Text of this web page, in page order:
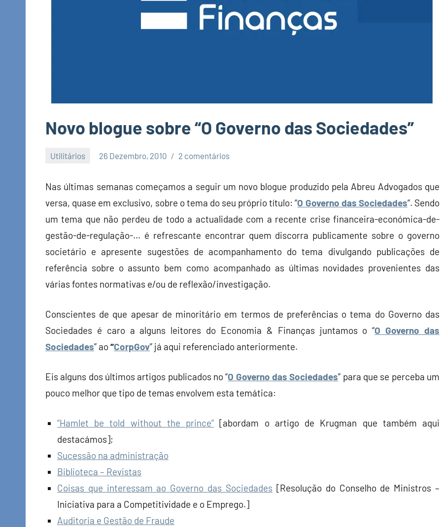
Novo blogue sobre “O Governo das Sociedades”
Utilitários 26 Dezembro, 2010
Finanças
2 comentários
Nas últimas semanas começamos a seguir um novo blogue produzido pela Abreu Advogados que
versa, quase em exclusivo, sobre o tema do seu próprio título: “O Governo das Sociedades“. Sendo
um tema que não perdeu de todo a actualidade com a recente crise financeira-económica-de-
gestão-de-regulação-… é refrescante encontrar quem discorra publicamente sobre o governo
societário e apresente sugestões de acompanhamento do tema divulgando publicações de
referência sobre o assunto bem como acompanhado as últimas novidades provenientes das
várias fontes normativas e/ou de reflexão/investigação.
Conscientes de que apesar de minoritário em termos de preferências o tema do Governo das
Sociedades é caro a alguns leitores do Economia & Finanças juntamos o “O Governo das
Sociedades” ao“CorpGov” já aqui referenciado anteriormente.
Eis alguns dos últimos artigos publicados no “O Governo das Sociedades” para que se perceba um
pouco melhor que tipo de temas envolvem esta temática:
“Hamlet be told without the prince” [abordam o artigo de Krugman que também aqui
destacámos];
Sucessão na administração
Biblioteca – Revistas
Coisas que interessam ao Governo das Sociedades [Resolução do Conselho de Ministros –
Iniciativa para a Competitividade e o Emprego.]
Auditoria e Gestão de Fraude